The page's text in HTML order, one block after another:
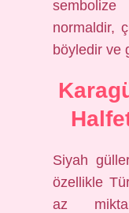
normaldir,
böyledir ve
Siyah
özellikle
az